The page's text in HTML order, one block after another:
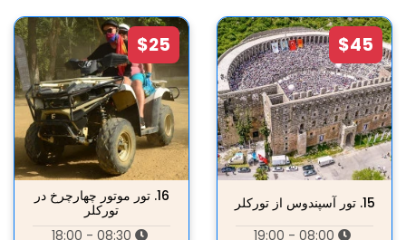
$45
15. تور آسپندوس از تورکلر
$25
16. تور موتور چهارچرخ در
تورکلر